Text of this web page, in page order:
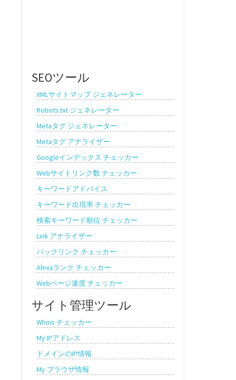
SEOツール
XMLサイトマップ ジェネレーター
Robots.txt ジェネレーター
Metaタグ ジェネレーター
Metaタグ アナライザー
Googleインデックス チェッカー
Webサイトリンク数 チェッカー
キーワードアドバイス
キーワード出現率 チェッカー
検索キーワード順位 チェッカー
Link アナライザー
バックリンク チェッカー
Alexaランク チェッカー
Webページ速度 チェッカー
サイト管理ツール
Whois チェッカー
My IPアドレス
ドメインのIP情報
My ブラウザ情報